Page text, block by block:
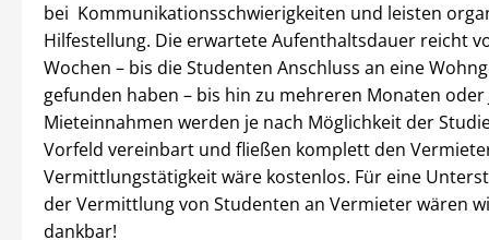
bei Kommunikationsschwierigkeiten und leisten
Hilfestellung. Die erwartete Aufenthaltsdauer reicht
Wochen – bis die Studenten Anschluss an eine
gefunden haben – bis hin zu mehreren Monaten oder
Mieteinnahmen werden je nach Möglichkeit der
Vorfeld vereinbart und fließen komplett den
Vermittlungstätigkeit wäre kostenlos. Für eine
der Vermittlung von Studenten an Vermieter wären
dankbar!